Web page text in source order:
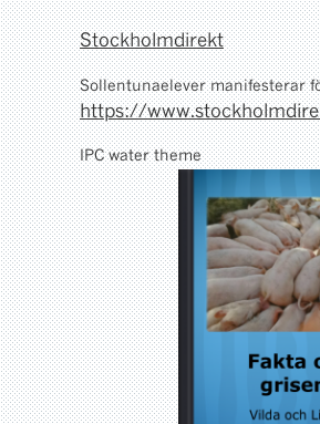
Stockholmdirekt
Sollentunaelever manifesterar
https://
IPC water theme